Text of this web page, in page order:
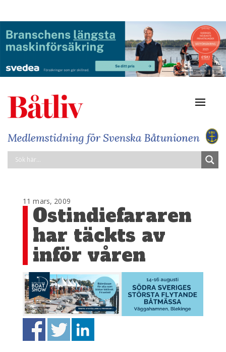
11 mars, 2009
Ostindiefararen
har täckts av
inför våren